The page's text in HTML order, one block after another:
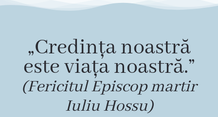
„Credința noastră
este viața noastră.”
(Fericitul Episcop martir
Iuliu Hossu)